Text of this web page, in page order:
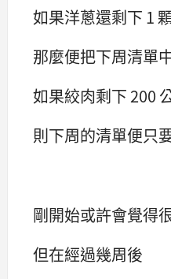
如果洋蔥還剩下 1
那麼便把下周清單
如果絞肉剩下 200
則下周的清單便只
剛開始或許會覺得
但在經過幾周後